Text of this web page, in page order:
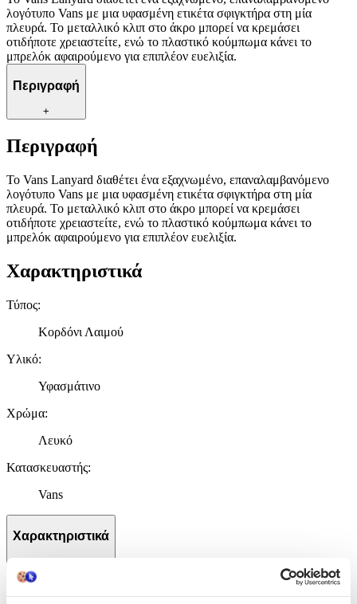
λογότυπο Vans με μια υφασμένη ετικέτα σφιγκτήρα στη μία
πλευρά. Το μεταλλικό κλιπ στο άκρο μπορεί να κρεμάσει
οτιδήποτε χρειαστείτε, ενώ το πλαστικό κούμπωμα κάνει το
μπρελόκ αφαιρούμενο για επιπλέον ευελιξία.
Περιγραφή
+
Περιγραφή
Το Vans Lanyard διαθέτει ένα εξαχνωμένο, επαναλαμβανόμενο
λογότυπο Vans με μια υφασμένη ετικέτα σφιγκτήρα στη μία
πλευρά. Το μεταλλικό κλιπ στο άκρο μπορεί να κρεμάσει
οτιδήποτε χρειαστείτε, ενώ το πλαστικό κούμπωμα κάνει το
μπρελόκ αφαιρούμενο για επιπλέον ευελιξία.
Χαρακτηριστικά
Τύπος:
Κορδόνι Λαιμού
Υλικό:
Υφασμάτινο
Χρώμα:
Λευκό
Κατασκευαστής:
Vans
Χαρακτηριστικά
Χαρακτηριστικά